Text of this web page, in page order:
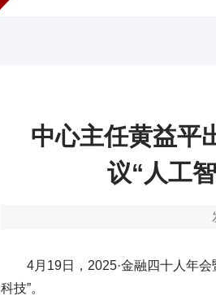
中心主任黄益平
议“人工
4月19日，2025·金融四十人年
科技”。